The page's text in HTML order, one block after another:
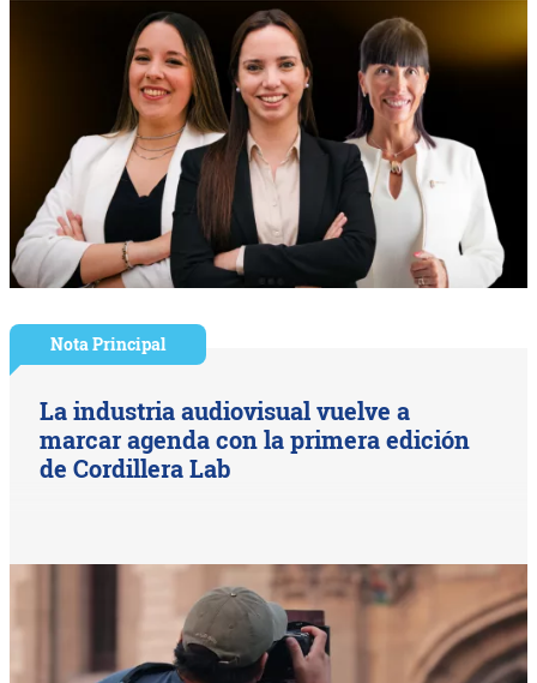
Nota Principal
La industria audiovisual vuelve a
marcar agenda con la primera edición
de Cordillera Lab